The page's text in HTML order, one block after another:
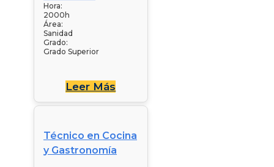
Hora:
2000h
Área:
Sanidad
Grado:
Grado Superior
Leer Más
Técnico en Cocina
y Gastronomía